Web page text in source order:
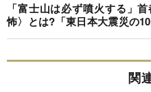
「富士山は必ず噴火する」
怖〉とは?「東日本大震災の10
関